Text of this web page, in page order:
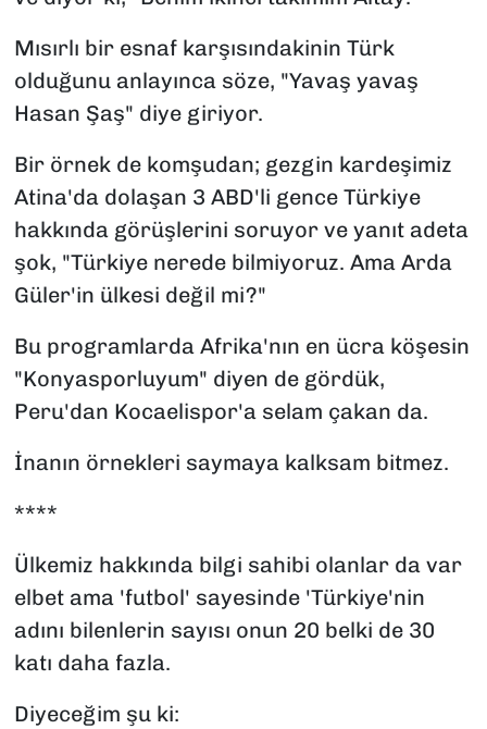
Mısırlı bir esnaf karşısındakinin Türk
olduğunu anlayınca söze, "Yavaş yavaş
Hasan Şaş" diye giriyor.
Bir örnek de komşudan; gezgin kardeşimiz
Atina'da dolaşan 3 ABD'li gence Türkiye
hakkında görüşlerini soruyor ve yanıt adeta
şok, "Türkiye nerede bilmiyoruz. Ama Arda
Güler'in ülkesi değil mi?"
Bu programlarda Afrika'nın en ücra köşesin
"Konyasporluyum" diyen de gördük,
Peru'dan Kocaelispor'a selam çakan da.
İnanın örnekleri saymaya kalksam bitmez.
****
Ülkemiz hakkında bilgi sahibi olanlar da var
elbet ama 'futbol' sayesinde 'Türkiye'nin
adını bilenlerin sayısı onun 20 belki de 30
katı daha fazla.
Diyeceğim şu ki: